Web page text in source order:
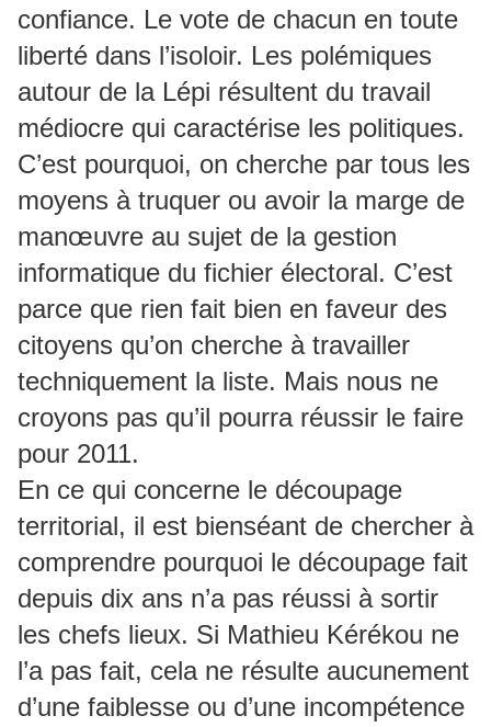
confiance. Le vote de chacun en toute
liberté dans l’isoloir. Les polémiques
autour de la Lépi résultent du travail
médiocre qui caractérise les politiques.
C’est pourquoi, on cherche par tous les
moyens à truquer ou avoir la marge de
manœuvre au sujet de la gestion
informatique du fichier électoral. C’est
parce que rien fait bien en faveur des
citoyens qu’on cherche à travailler
techniquement la liste. Mais nous ne
croyons pas qu’il pourra réussir le faire
pour 2011.
En ce qui concerne le découpage
territorial, il est bienséant de chercher à
comprendre pourquoi le découpage fait
depuis dix ans n’a pas réussi à sortir
les chefs lieux. Si Mathieu Kérékou ne
l’a pas fait, cela ne résulte aucunement
d’une faiblesse ou d’une incompétence